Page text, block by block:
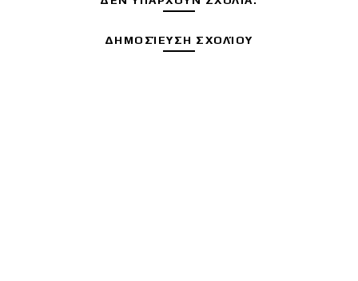
ΔΗΜΟΣΊΕΥΣΗ ΣΧΟΛΊΟΥ